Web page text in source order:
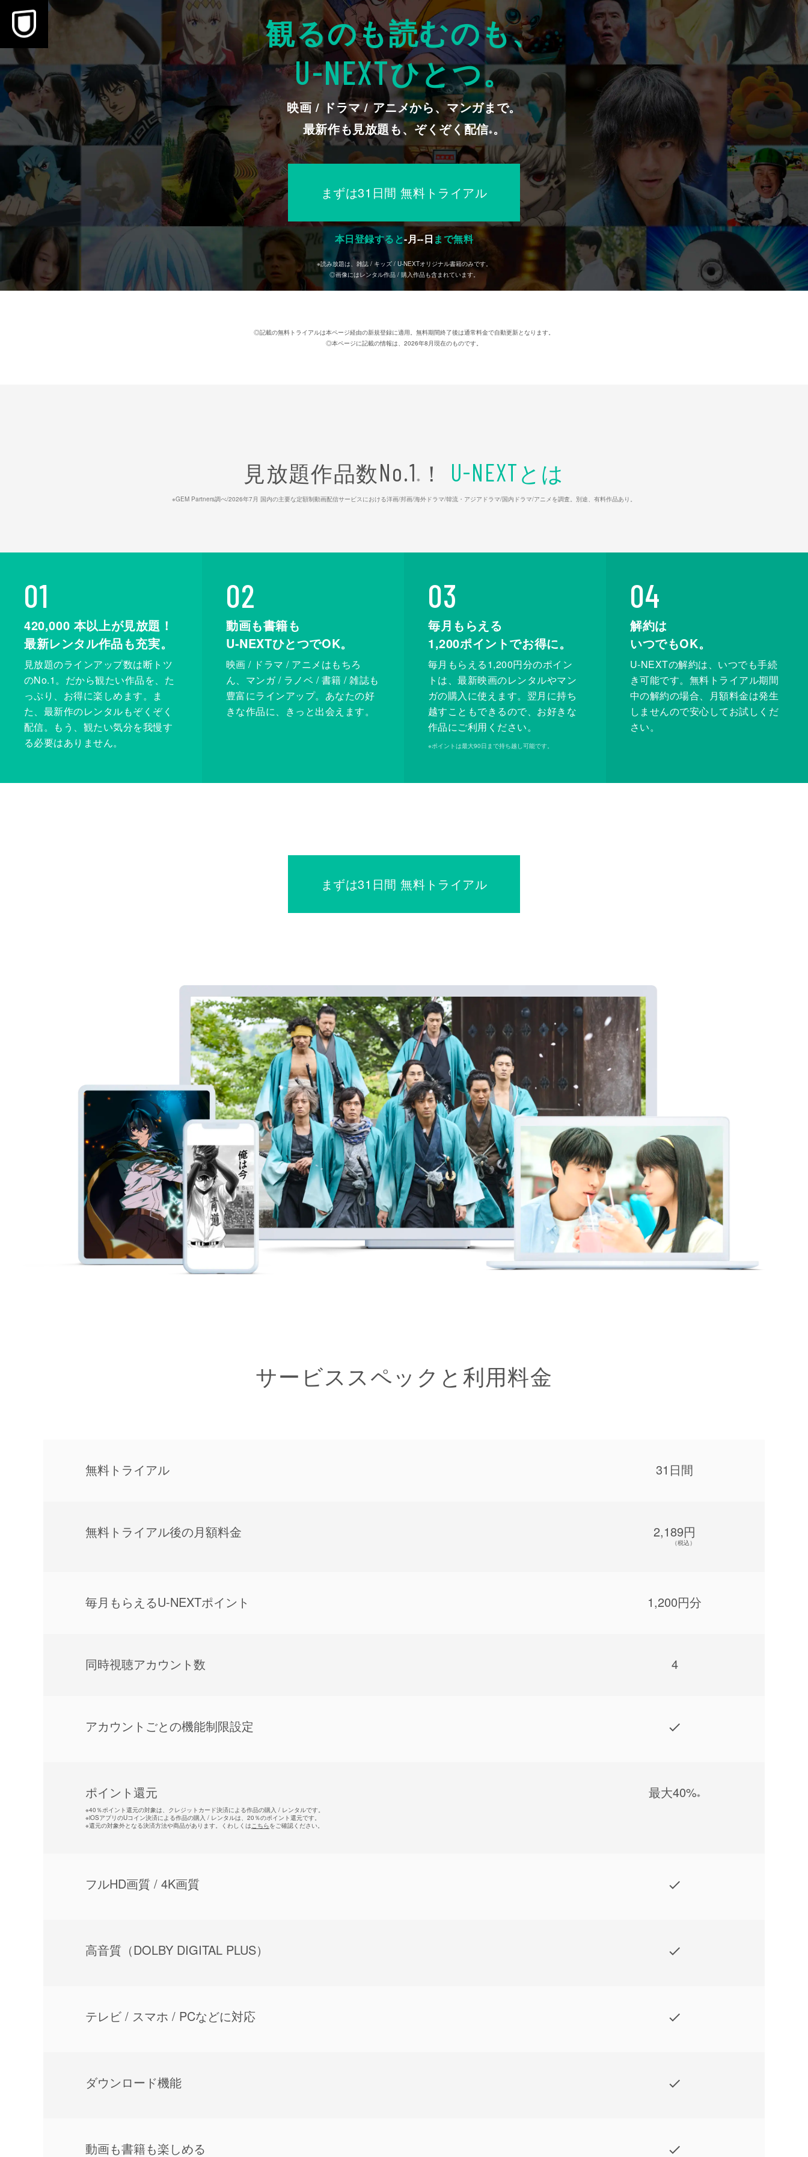
本文へスキップ
まずは31日間 無料トライアル
観るのも読むのも、
U-NEXTひとつ。
映画 / ドラマ / アニメから、マンガまで。
最新作も見放題も、ぞくぞく配信※ 。
まずは31日間 無料トライアル
本日登録すると-月--日 まで無料
※読み放題は、雑誌 / キッズ / U-NEXTオリジナル書籍のみです。
◎画像にはレンタル作品 / 購入作品も含まれています。
◎記載の無料トライアルは本ページ経由の新規登録に適用。無料期間終了後は通常料金で自動更新となります。
◎本ページに記載の情報は、2026年8月現在のものです。
見放題作品数No.1 ※ ！ U-NEXTとは
※GEM Partners調べ/2026年7⽉ 国内の主要な定額制動画配信サービスにおける洋画/邦画/海外ドラマ/韓流・アジアドラマ/国内ドラマ/アニメを調査。別途、有料作品あり。
01
420,000 本以上が見放題！
最新レンタル作品も充実。
見放題のラインアップ数は断トツ
のNo.1。だから観たい作品を、た
っぷり、お得に楽しめます。ま
た、最新作のレンタルもぞくぞく
配信。もう、観たい気分を我慢す
る必要はありません。
02
動画も書籍も
U-NEXTひとつでOK。
映画 / ドラマ / アニメはもちろ
ん、マンガ / ラノベ / 書籍 / 雑誌も
豊富にラインアップ。あなたの好
きな作品に、きっと出会えます。
03
毎月もらえる
1,200ポイントでお得に。
毎月もらえる1,200円分のポイン
トは、最新映画のレンタルやマン
ガの購入に使えます。翌月に持ち
越すこともできるので、お好きな
作品にご利用ください。
※ポイントは最大90日まで持ち越し可能です。
04
解約は
いつでもOK。
U-NEXTの解約は、いつでも手続
き可能です。無料トライアル期間
中の解約の場合、月額料金は発生
しませんので安心してお試しくだ
さい。
まずは31日間 無料トライアル
サービススペックと利用料金
無料トライアル 31日間
無料トライアル後の⽉額料金 2,189円
（税込）
毎⽉もらえるU-NEXTポイント 1,200円分
同時視聴アカウント数 4
アカウントごとの機能制限設定
ポイント還元 最⼤40%※
※40％ポイント還元の対象は、クレジットカード決済による作品の購入 / レンタルです。
※iOSアプリのUコイン決済による作品の購入 / レンタルは、20％のポイント還元です。
※還元の対象外となる決済方法や商品があります。くわしくはこちらをご確認ください。
フルHD画質 / 4K画質
⾼⾳質（DOLBY DIGITAL PLUS）
テレビ / スマホ / PCなどに対応
ダウンロード機能
動画も書籍も楽しめる